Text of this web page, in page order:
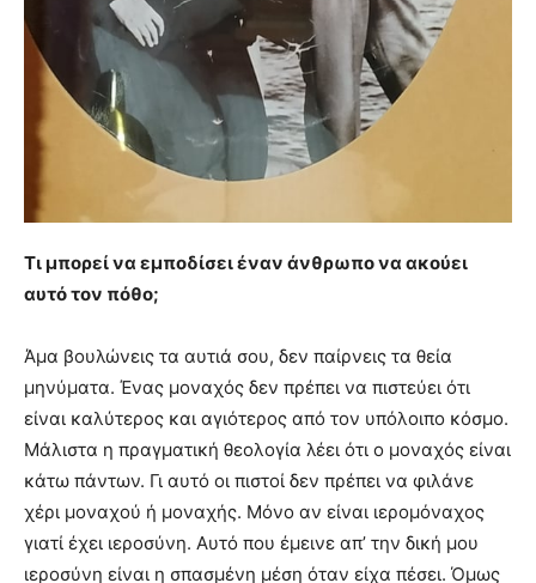
Τι μπορεί να εμποδίσει έναν άνθρωπο να ακούει
αυτό τον πόθο;
Άμα βουλώνεις τα αυτιά σου, δεν παίρνεις τα θεία
μηνύματα. Ένας μοναχός δεν πρέπει να πιστεύει ότι
είναι καλύτερος και αγιότερος από τον υπόλοιπο κόσμο.
Μάλιστα η πραγματική θεολογία λέει ότι ο μοναχός είναι
κάτω πάντων. Γι αυτό οι πιστοί δεν πρέπει να φιλάνε
χέρι μοναχού ή μοναχής. Μόνο αν είναι ιερομόναχος
γιατί έχει ιεροσύνη. Αυτό που έμεινε απ’ την δική μου
ιεροσύνη είναι η σπασμένη μέση όταν είχα πέσει. Όμως